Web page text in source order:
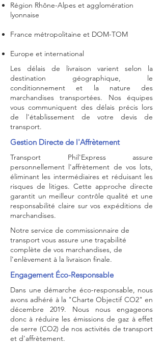
Région Rhône-Alpes et agglomération
lyonnaise
France métropolitaine et DOM-TOM
Europe et international
Les délais de livraison varient selon la
destination géographique, le
conditionnement et la nature des
marchandises transportées. Nos équipes
vous communiquent des délais précis lors
de l'établissement de votre devis de
transport.
Gestion Directe de l'Affrètement
Transport Phil'Express assure
personnellement l'affrètement de vos lots,
éliminant les intermédiaires et réduisant les
risques de litiges. Cette approche directe
garantit un meilleur contrôle qualité et une
responsabilité claire sur vos expéditions de
marchandises.
Notre service de commissionnaire de
transport vous assure une traçabilité
complète de vos marchandises, de
l'enlèvement à la livraison finale.
Engagement Éco-Responsable
Dans une démarche éco-responsable, nous
avons adhéré à la "Charte Objectif CO2" en
décembre 2019. Nous nous engageons
donc à réduire les émissions de gaz à effet
de serre (CO2) de nos activités de transport
et d'affrètement.